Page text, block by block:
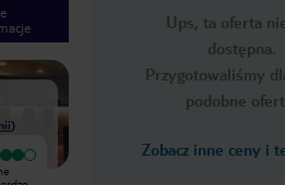
Ups, ta oferta
dostępna.
Przygotowaliśmy
podobne
Zobacz inne ceny i
Next slide
1/26
)
Bardzo dobry